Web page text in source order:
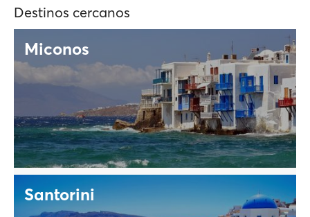
Destinos cercanos
Miconos
Santorini